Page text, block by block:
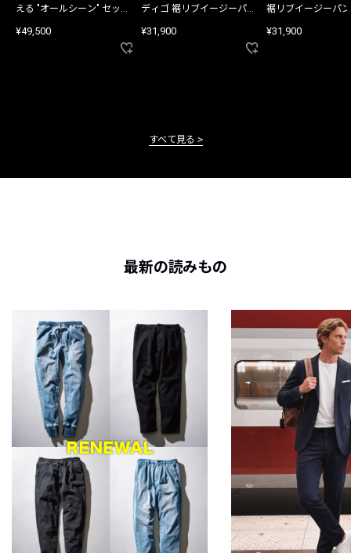
える "オールシーン" セット
¥49,500
ディゴ 裾リブイージーパン
¥31,900
裾リブイージーパ
¥31,900
すべて見る
最新の読みもの